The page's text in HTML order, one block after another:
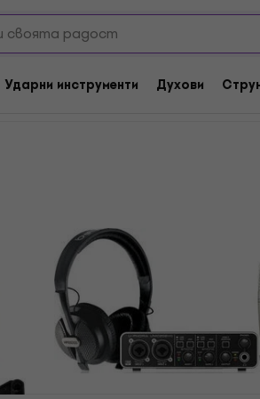
Ударни инструменти Духови